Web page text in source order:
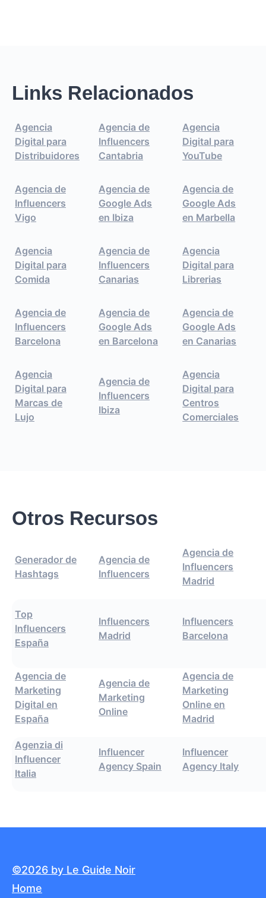
Links Relacionados
Agencia
Digital para
Distribuidores
Agencia de
Influencers
Cantabria
Agencia
Digital para
YouTube
Agencia de
Influencers
Vigo
Agencia de
Google Ads
en Ibiza
Agencia de
Google Ads
en Marbella
Agencia
Digital para
Comida
Agencia de
Influencers
Canarias
Agencia
Digital para
Librerias
Agencia de
Influencers
Barcelona
Agencia de
Google Ads
en Barcelona
Agencia de
Google Ads
en Canarias
Agencia
Digital para
Marcas de
Lujo
Agencia de
Influencers
Ibiza
Agencia
Digital para
Centros
Comerciales
Otros Recursos
Generador de
Hashtags
Agencia de
Influencers
Agencia de
Influencers
Madrid
Top
Influencers
España
Influencers
Madrid
Influencers
Barcelona
Agencia de
Marketing
Digital en
España
Agencia de
Marketing
Online
Agencia de
Marketing
Online en
Madrid
Agenzia di
Influencer
Italia
Influencer
Agency Spain
Influencer
Agency Italy
©2026 by Le Guide Noir
Home